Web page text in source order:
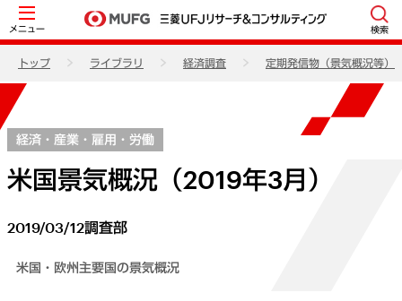
メニュー 検索
トップ ライブラリ 経済調査 定期発信物（景気概況等）
経済・産業・雇用・労働
米国景気概況（2019年3月）
2019/03/12調査部
米国・欧州主要国の景気概況